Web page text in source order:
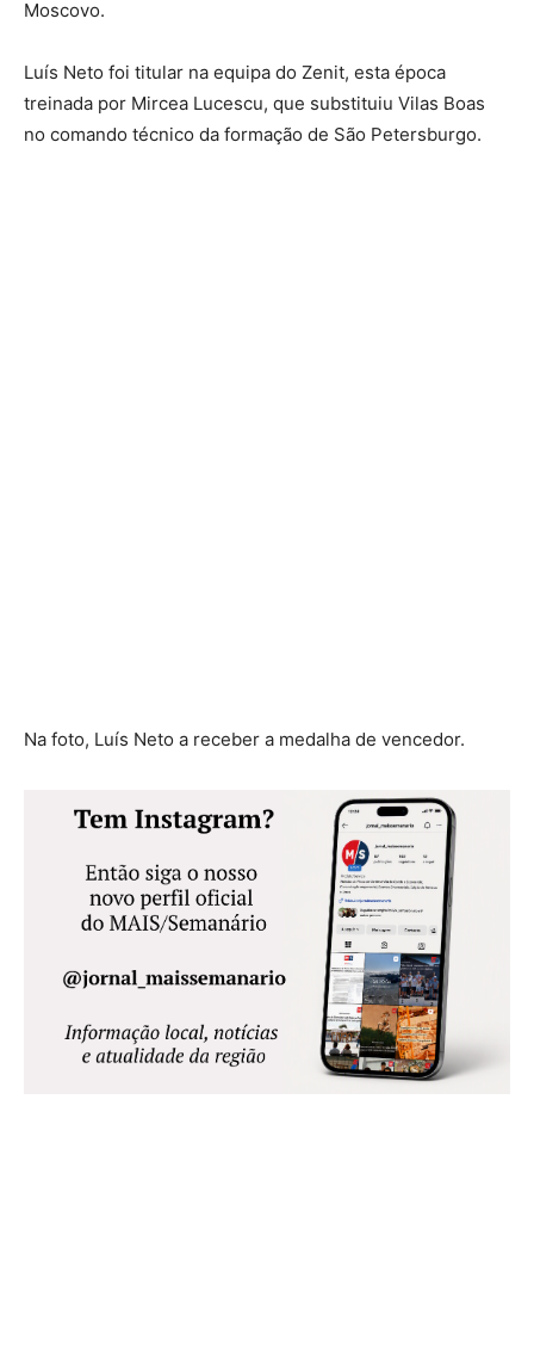
Moscovo.
Luís Neto foi titular na equipa do Zenit, esta época
treinada por Mircea Lucescu, que substituiu Vilas Boas
no comando técnico da formação de São Petersburgo.
Na foto, Luís Neto a receber a medalha de vencedor.